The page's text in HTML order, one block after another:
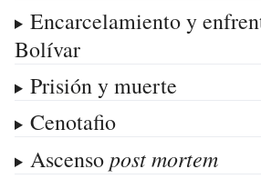
Encarcelamiento y
Bolívar
Prisión y muerte
Cenotafio
Ascenso post mortem